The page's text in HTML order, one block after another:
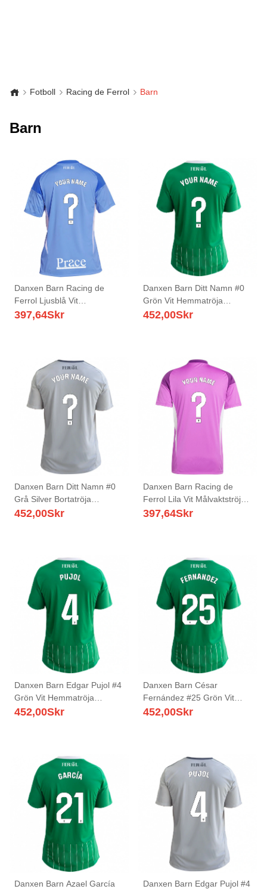
Fotboll Racing de Ferrol Barn
Barn
Danxen Barn Racing de
Ferrol Ljusblå Vit
Målvaktströja 2025/26 T-
397,64Skr
Danxen Barn Ditt Namn #0
Grön Vit Hemmatröja
Matchtröjor 2025/26 Tröjor
452,00Skr
Danxen Barn Ditt Namn #0
Grå Silver Bortatröja
Matchtröjor 2025/26 Tröjor
452,00Skr
Danxen Barn Racing de
Ferrol Lila Vit Målvaktströja
2025/26 T-tröja
397,64Skr
Danxen Barn Edgar Pujol #4
Grön Vit Hemmatröja
Matchtröjor 2025/26 Tröjor
452,00Skr
Danxen Barn César
Fernández #25 Grön Vit
Hemmatröja Matchtröjor
452,00Skr
Danxen Barn Azael García
Danxen Barn Edgar Pujol #4